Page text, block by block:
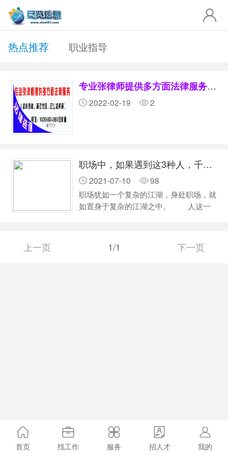
热点推荐 职业指导
专业张律师提供多方面法律服务（法律咨询、诉讼代理、企业法务等）
2022-02-19 2
职场中，如果遇到这3种人，千万不可深交
2021-07-10
98
职场犹如一个复杂的江湖，身处职场，就
如置身于复杂的江湖之中。 人这一
的人就更少了。 职场本身已经够复
上一页 1/1 下一页
首页 找工作 服务 招人才 我的